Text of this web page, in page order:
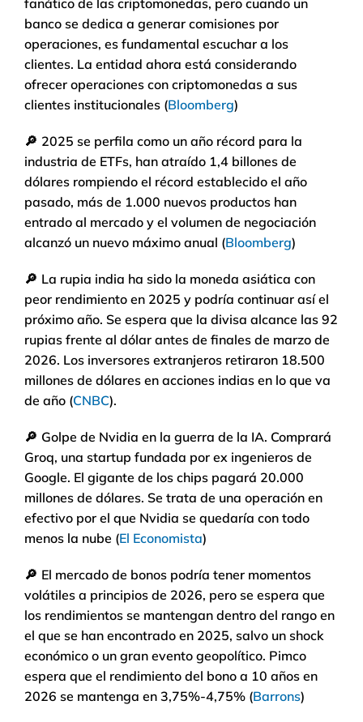
banco se dedica a generar comisiones por
operaciones, es fundamental escuchar a los
clientes. La entidad ahora está considerando
ofrecer operaciones con criptomonedas a sus
clientes institucionales (Bloomberg)
🔎 2025 se perfila como un año récord para la
industria de ETFs, han atraído 1,4 billones de
dólares rompiendo el récord establecido el año
pasado, más de 1.000 nuevos productos han
entrado al mercado y el volumen de negociación
alcanzó un nuevo máximo anual (Bloomberg)
🔎 La rupia india ha sido la moneda asiática con
peor rendimiento en 2025 y podría continuar así el
próximo año. Se espera que la divisa alcance las 92
rupias frente al dólar antes de finales de marzo de
2026. Los inversores extranjeros retiraron 18.500
millones de dólares en acciones indias en lo que va
de año (CNBC).
🔎 Golpe de Nvidia en la guerra de la IA. Comprará
Groq, una startup fundada por ex ingenieros de
Google. El gigante de los chips pagará 20.000
millones de dólares. Se trata de una operación en
efectivo por el que Nvidia se quedaría con todo
menos la nube (El Economista)
🔎 El mercado de bonos podría tener momentos
volátiles a principios de 2026, pero se espera que
los rendimientos se mantengan dentro del rango en
el que se han encontrado en 2025, salvo un shock
económico o un gran evento geopolítico. Pimco
espera que el rendimiento del bono a 10 años en
2026 se mantenga en 3,75%-4,75% (Barrons)